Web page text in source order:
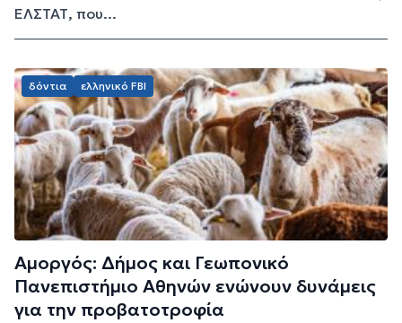
ΕΛΣΤΑΤ, που...
δόντια ελληνικό FBI
Αμοργός: Δήμος και Γεωπονικό
Πανεπιστήμιο Αθηνών ενώνουν δυνάμεις
για την προβατοτροφία